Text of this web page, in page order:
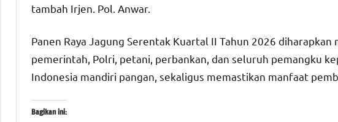
tambah Irjen. Pol. Anwar.
Panen Raya Jagung Serentak Kuartal II Tahun 2026
pemerintah, Polri, petani, perbankan, dan seluruh pemangku
Indonesia mandiri pangan, sekaligus memastikan manfaat
Bagikan ini: